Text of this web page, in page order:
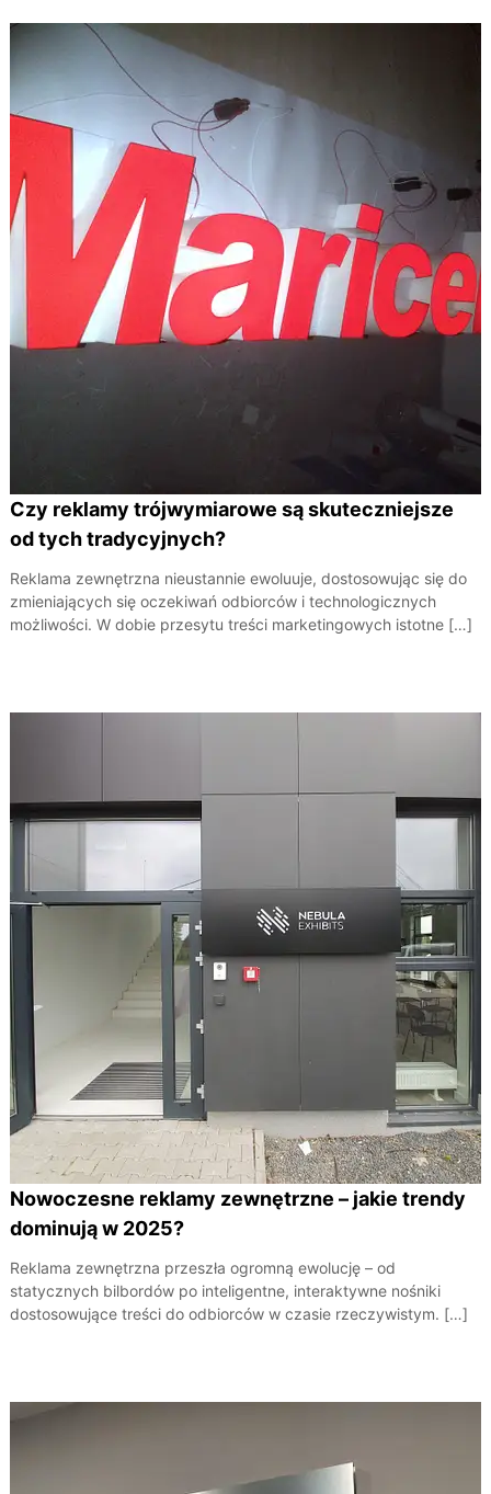
Czy reklamy trójwymiarowe są skuteczniejsze
od tych tradycyjnych?
Reklama zewnętrzna nieustannie ewoluuje, dostosowując się do
zmieniających się oczekiwań odbiorców i technologicznych
możliwości. W dobie przesytu treści marketingowych istotne […]
Nowoczesne reklamy zewnętrzne – jakie trendy
dominują w 2025?
Reklama zewnętrzna przeszła ogromną ewolucję – od
statycznych bilbordów po inteligentne, interaktywne nośniki
dostosowujące treści do odbiorców w czasie rzeczywistym. […]